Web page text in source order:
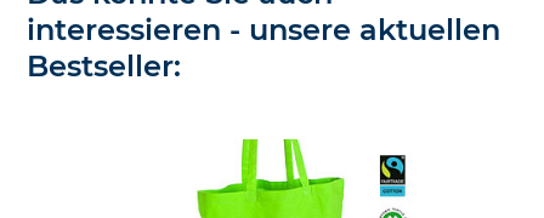
interessieren - unsere aktuellen
Bestseller: